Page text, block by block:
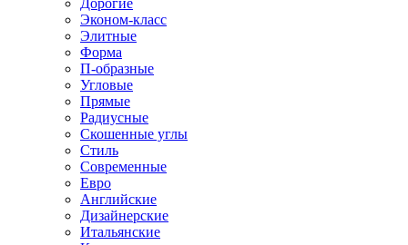
Дорогие
Эконом-класс
Элитные
Форма
П-образные
Угловые
Прямые
Радиусные
Скошенные углы
Стиль
Современные
Евро
Английские
Дизайнерские
Итальянские